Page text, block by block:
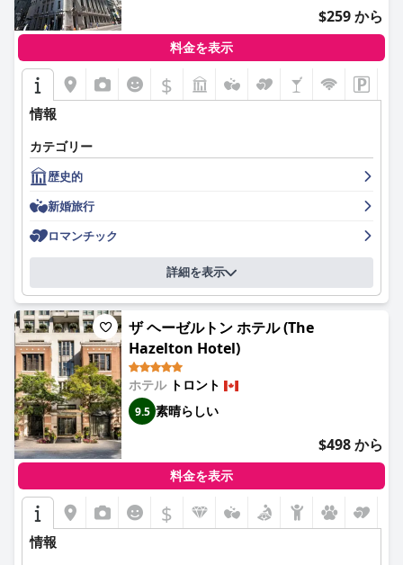
ホテルでの朝食は意見が分かれるところですが、料理の質に関し
ては概ね好評です。特にクラブラウンジでは、美味しくバラエテ
ィ豊かなオプションを楽しめます。しかし、価格の高さ、サービ
スの問題、繁忙時の座席数の制限については、頻繁に不満の声が
上がっています。夕食サービスも賛否両論です。料理の質は評価
されているものの、メニューの選択肢が限られていて高価だと感
じているゲストが多く、近くの代替レストランを探すこともあり
ます。
客室は広々としていて清潔で、快適なベッドと信頼性の高いエア
す。ただし、内装が古く、騒音の問題が指摘されており、客室の
近代化を期待する声もあります。
ホテル内のWiFiサービスは賛否両論で、安定した接続を体験する
人もいれば、一貫性のない接続に直面する人もいます。無料のベ
ーシックWiFiは軽い使用には十分ですが、有料オプションはその
価値について批判を受けています。
プールエリアは、そのユニークな構造と楽しい雰囲気で概ね好評
ですが、水温と時折の混雑が懸念事項として挙げられています。
駐車場は主にバレーサービスで、便利ではあるものの、料金が高
いとされています。近くの公共駐車場は、より予算に優しい代替
手段を提供しています。
全体として、シェラトン・センター・トロント・ホテルは、その
中心的なロケーション、優れた施設、そして卓越したスタッフに
よって評価されており、トロントのダウンタウンライフを満喫し
たい旅行者に人気があります。ダイニングサービスや一部施設に
は改善の余地がありますが、肯定的な側面がゲストエクスペリエ
ンスを大幅に向上させています。
$259 から
料金を表示
$
情報
カテゴリー
歴史的
新婚旅行
ロマンチック
詳細を表示
ザ ヘーゼルトン ホテル (The
Hazelton Hotel)
ホテル トロント
9.5 素晴らしい
$498 から
料金を表示
$
情報